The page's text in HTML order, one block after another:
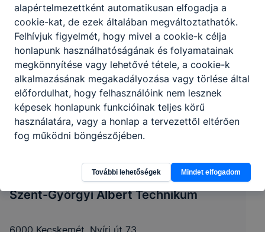
Szent-Györgyi Albert Technikum
6000 Kecskemét, Nyíri út 73.
alapértelmezettként automatikusan elfogadja a
cookie-kat, de ezek általában megváltoztathatók.
Felhívjuk figyelmét, hogy mivel a cookie-k célja
honlapunk használhatóságának és folyamatainak
megkönnyítése vagy lehetővé tétele, a cookie-k
alkalmazásának megakadályozása vagy törlése által
előfordulhat, hogy felhasználóink nem lesznek
képesek honlapunk funkcióinak teljes körű
használatára, vagy a honlap a tervezettől eltérően
fog működni böngészőjében.
További lehetőségek Mindet elfogadom